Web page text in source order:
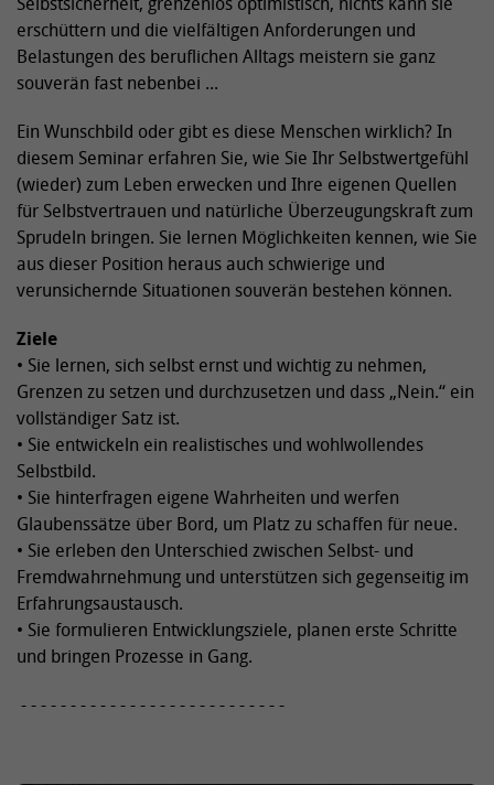
erschüttern und die vielfältigen Anforderungen und
Belastungen des beruflichen Alltags meistern sie ganz
souverän fast nebenbei ...
Ein Wunschbild oder gibt es diese Menschen wirklich? In
diesem Seminar erfahren Sie, wie Sie Ihr Selbstwertgefühl
(wieder) zum Leben erwecken und Ihre eigenen Quellen
für Selbstvertrauen und natürliche Überzeugungskraft zum
Sprudeln bringen. Sie lernen Möglichkeiten kennen, wie Sie
aus dieser Position heraus auch schwierige und
verunsichernde Situationen souverän bestehen können.
Ziele
• Sie lernen, sich selbst ernst und wichtig zu nehmen,
Grenzen zu setzen und durchzusetzen und dass „Nein.“ ein
vollständiger Satz ist.
• Sie entwickeln ein realistisches und wohlwollendes
Selbstbild.
• Sie hinterfragen eigene Wahrheiten und werfen
Glaubenssätze über Bord, um Platz zu schaffen für neue.
• Sie erleben den Unterschied zwischen Selbst- und
Fremdwahrnehmung und unterstützen sich gegenseitig im
Erfahrungsaustausch.
• Sie formulieren Entwicklungsziele, planen erste Schritte
und bringen Prozesse in Gang.
- - - - - - - - - - - - - - - - - - - - - - - - - - -